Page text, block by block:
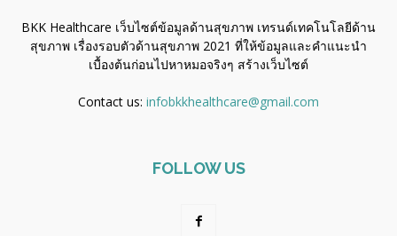
BKK Healthcare เว็บไซต์ข้อมูลด้านสุขภาพ เทรนด์เทคโนโลยีด้าน
สุขภาพ เรื่องรอบตัวด้านสุขภาพ 2021 ที่ให้ข้อมูลและคำแนะนำ
เบื้องต้นก่อนไปหาหมอจริงๆ สร้างเว็บไซต์
Contact us: infobkkhealthcare@gmail.com
FOLLOW US